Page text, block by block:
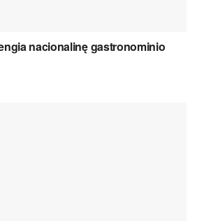
nacionalinę gastronominio